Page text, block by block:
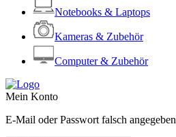
Notebooks & Laptops
Kameras & Zubehör
Computer & Zubehör
Mein Konto
E-Mail oder Passwort falsch angegeben